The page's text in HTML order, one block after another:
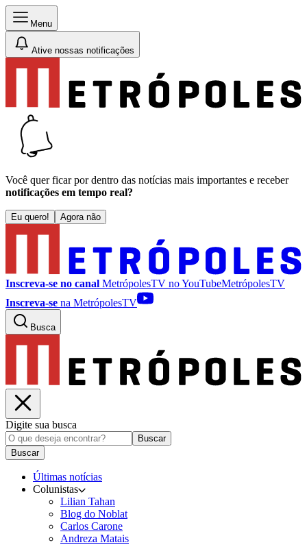
Menu
Ative nossas notificações
Você quer ficar por dentro das notícias mais importantes e receber
notificações em tempo real?
Eu quero! Agora não
Inscreva-se no canal MetrópolesTV noYouTubeMetrópolesTV
Inscreva-se na MetrópolesTV
Busca
Digite sua busca
Buscar
Buscar
Últimas notícias
Colunistas
Lilian Tahan
Blog do Noblat
Carlos Carone
Andreza Matais